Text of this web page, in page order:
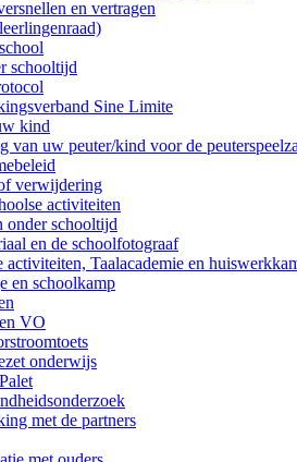
en vertragen
schooltijd
Sine Limite
kind
van uw peuter/kind voor de
verwijdering
activiteiten
onder schooltijd
en de schoolfotograaf
activiteiten, Taalacademie en
en schoolkamp
VO
onderwijs
met de partners